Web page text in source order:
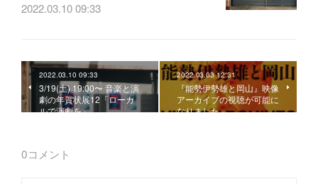
2022.03.10 09:33
2022.03.10 09:33
3/19(土) 19:00〜 音楽と演
劇の年賀状展12「ローカ
ルで演劇を」
2022.03.03 12:31
『能勢伊勢雄と岡山』映像
アーカイブの視聴が可能に
なりました。
0コメント